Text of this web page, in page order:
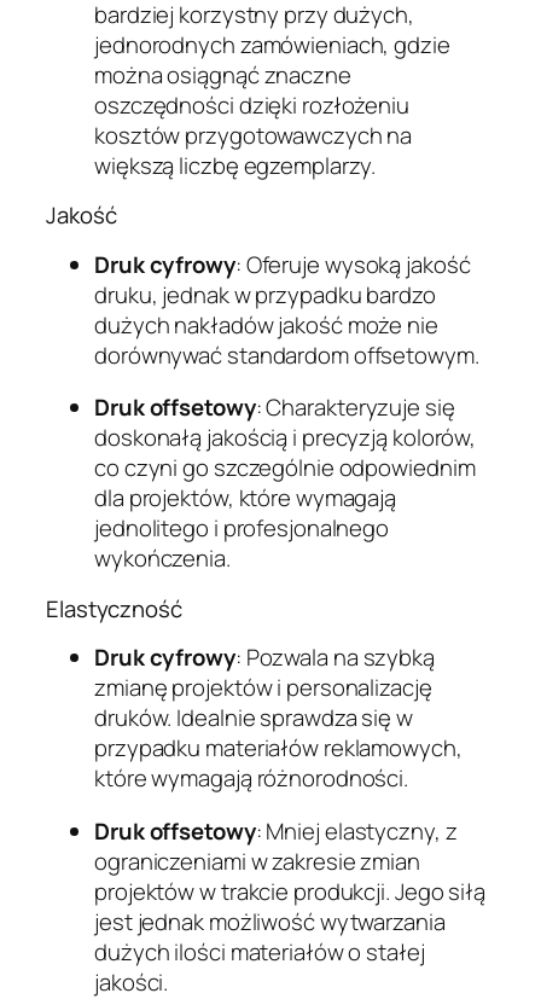
bardziej korzystny przy dużych,
jednorodnych zamówieniach, gdzie
można osiągnąć znaczne
oszczędności dzięki rozłożeniu
kosztów przygotowawczych na
większą liczbę egzemplarzy.
Jakość
Druk cyfrowy: Oferuje wysoką jakość
druku, jednak w przypadku bardzo
dużych nakładów jakość może nie
dorównywać standardom offsetowym.
Druk offsetowy: Charakteryzuje się
doskonałą jakością i precyzją kolorów,
co czyni go szczególnie odpowiednim
dla projektów, które wymagają
jednolitego i profesjonalnego
wykończenia.
Elastyczność
Druk cyfrowy: Pozwala na szybką
zmianę projektów i personalizację
druków. Idealnie sprawdza się w
przypadku materiałów reklamowych,
które wymagają różnorodności.
Druk offsetowy: Mniej elastyczny, z
ograniczeniami w zakresie zmian
projektów w trakcie produkcji. Jego siłą
jest jednak możliwość wytwarzania
dużych ilości materiałów o stałej
jakości.